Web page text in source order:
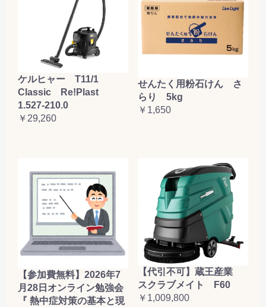
ケルヒャー T11/1
Classic Re!Plast
1.527-210.0
￥29,260
せんたく用粉石けん さ
らり 5kg
￥1,650
【参加費無料】2026年7
月28日オンライン勉強会
『 熱中症対策の基本と現
【代引不可】蔵王産業
スクラブメイト F60
￥1,009,800